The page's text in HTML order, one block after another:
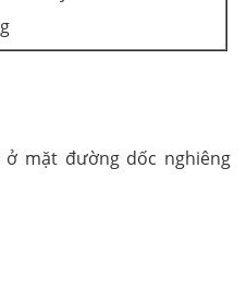
mặt đường dốc nghiêng